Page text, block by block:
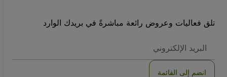
تلق فعاليات وعروض رائعة مباشرةً في بريدك الوارد
الاكتروني
انضم إلى القائمة